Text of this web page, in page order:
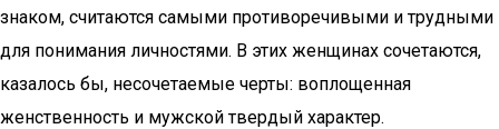
знаком, считаются самыми противоречивыми и трудными
для понимания личностями. В этих женщинах сочетаются,
казалось бы, несочетаемые черты: воплощенная
женственность и мужской твердый характер.